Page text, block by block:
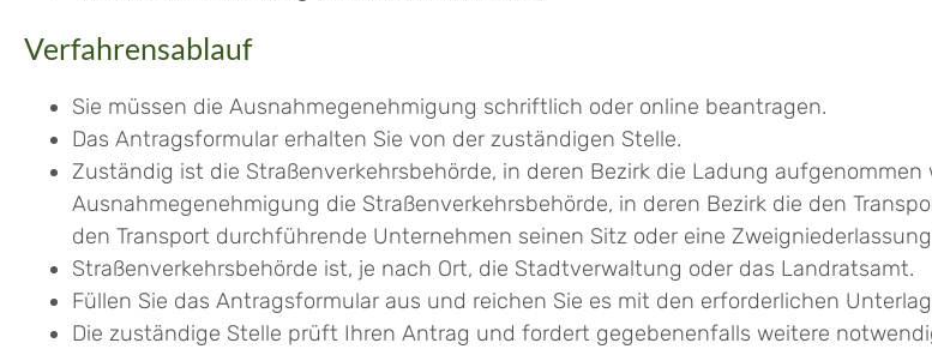
Verfahrensablauf
Sie müssen die Ausnahmegenehmigung schriftlich oder online beantragen.
Das Antragsformular erhalten Sie von der zuständigen Stelle.
Zuständig ist die Straßenverkehrsbehörde, in deren Bezirk die Ladung
Ausnahmegenehmigung die Straßenverkehrsbehörde, in deren Bezirk die den
den Transport durchführende Unternehmen seinen Sitz oder eine
Straßenverkehrsbehörde ist, je nach Ort, die Stadtverwaltung oder das Landratsamt.
Füllen Sie das Antragsformular aus und reichen Sie es mit den erforderlichen
Die zuständige Stelle prüft Ihren Antrag und fordert gegebenenfalls weitere